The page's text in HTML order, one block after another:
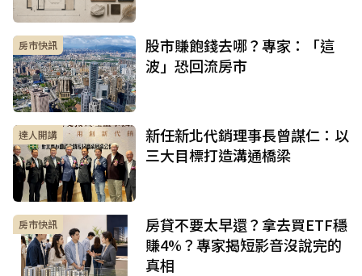
房市快訊
股市賺飽錢去哪？專家：「這
波」恐回流房市
達人開講
新任新北代銷理事長曾謀仁：以
三大目標打造溝通橋梁
房市快訊
房貸不要太早還？拿去買ETF穩
賺4%？專家揭短影音沒說完的
真相